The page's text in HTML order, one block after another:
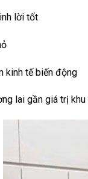
lời tốt
kinh tế biến động
lai gần giá trị